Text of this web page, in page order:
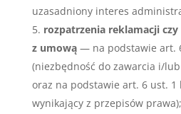
uzasadniony interes
rozpatrzenia reklamacji czy
z umową— na podstawie art.
(niezbędność do zawarcia i/
oraz na podstawie art. 6 ust. 1
wynikający z przepisów prawa);